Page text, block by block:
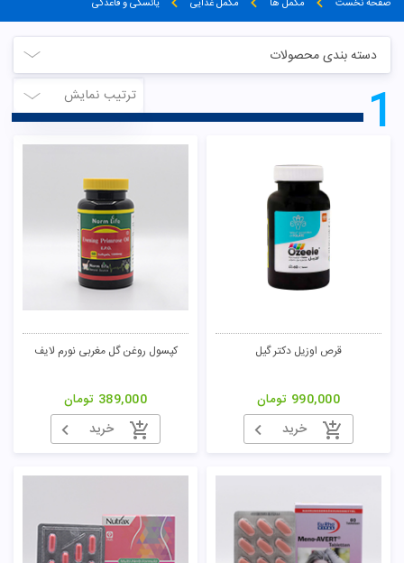
صفحه نخست مکمل ها مکمل غذایی یائسگی و قاعدگی
دسته بندی محصولات
ترتیب نمایش
1
قرص اوزیل دکتر گیل
990,000 تومان
خرید
کپسول روغن گل مغربی نورم لایف
389,000 تومان
خرید